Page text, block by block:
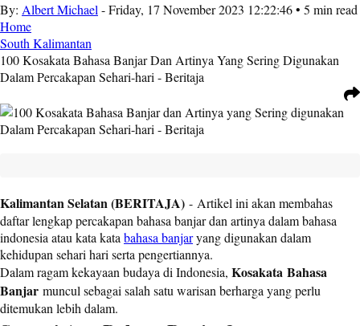
By: Albert Michael - Friday, 17 November 2023 12:22:46 • 5 min read
Home
South Kalimantan
100 Kosakata Bahasa Banjar Dan Artinya Yang Sering Digunakan
Dalam Percakapan Sehari-hari - Beritaja
Kalimantan Selatan (BERITAJA) - Artikel ini akan membahas
daftar lengkap percakapan bahasa banjar dan artinya dalam bahasa
indonesia atau kata kata bahasa banjaryang digunakan dalam
kehidupan sehari hari serta pengertiannya.
Dalam ragam kekayaan budaya di Indonesia, Kosakata Bahasa
Banjar muncul sebagai salah satu warisan berharga yang perlu
ditemukan lebih dalam.